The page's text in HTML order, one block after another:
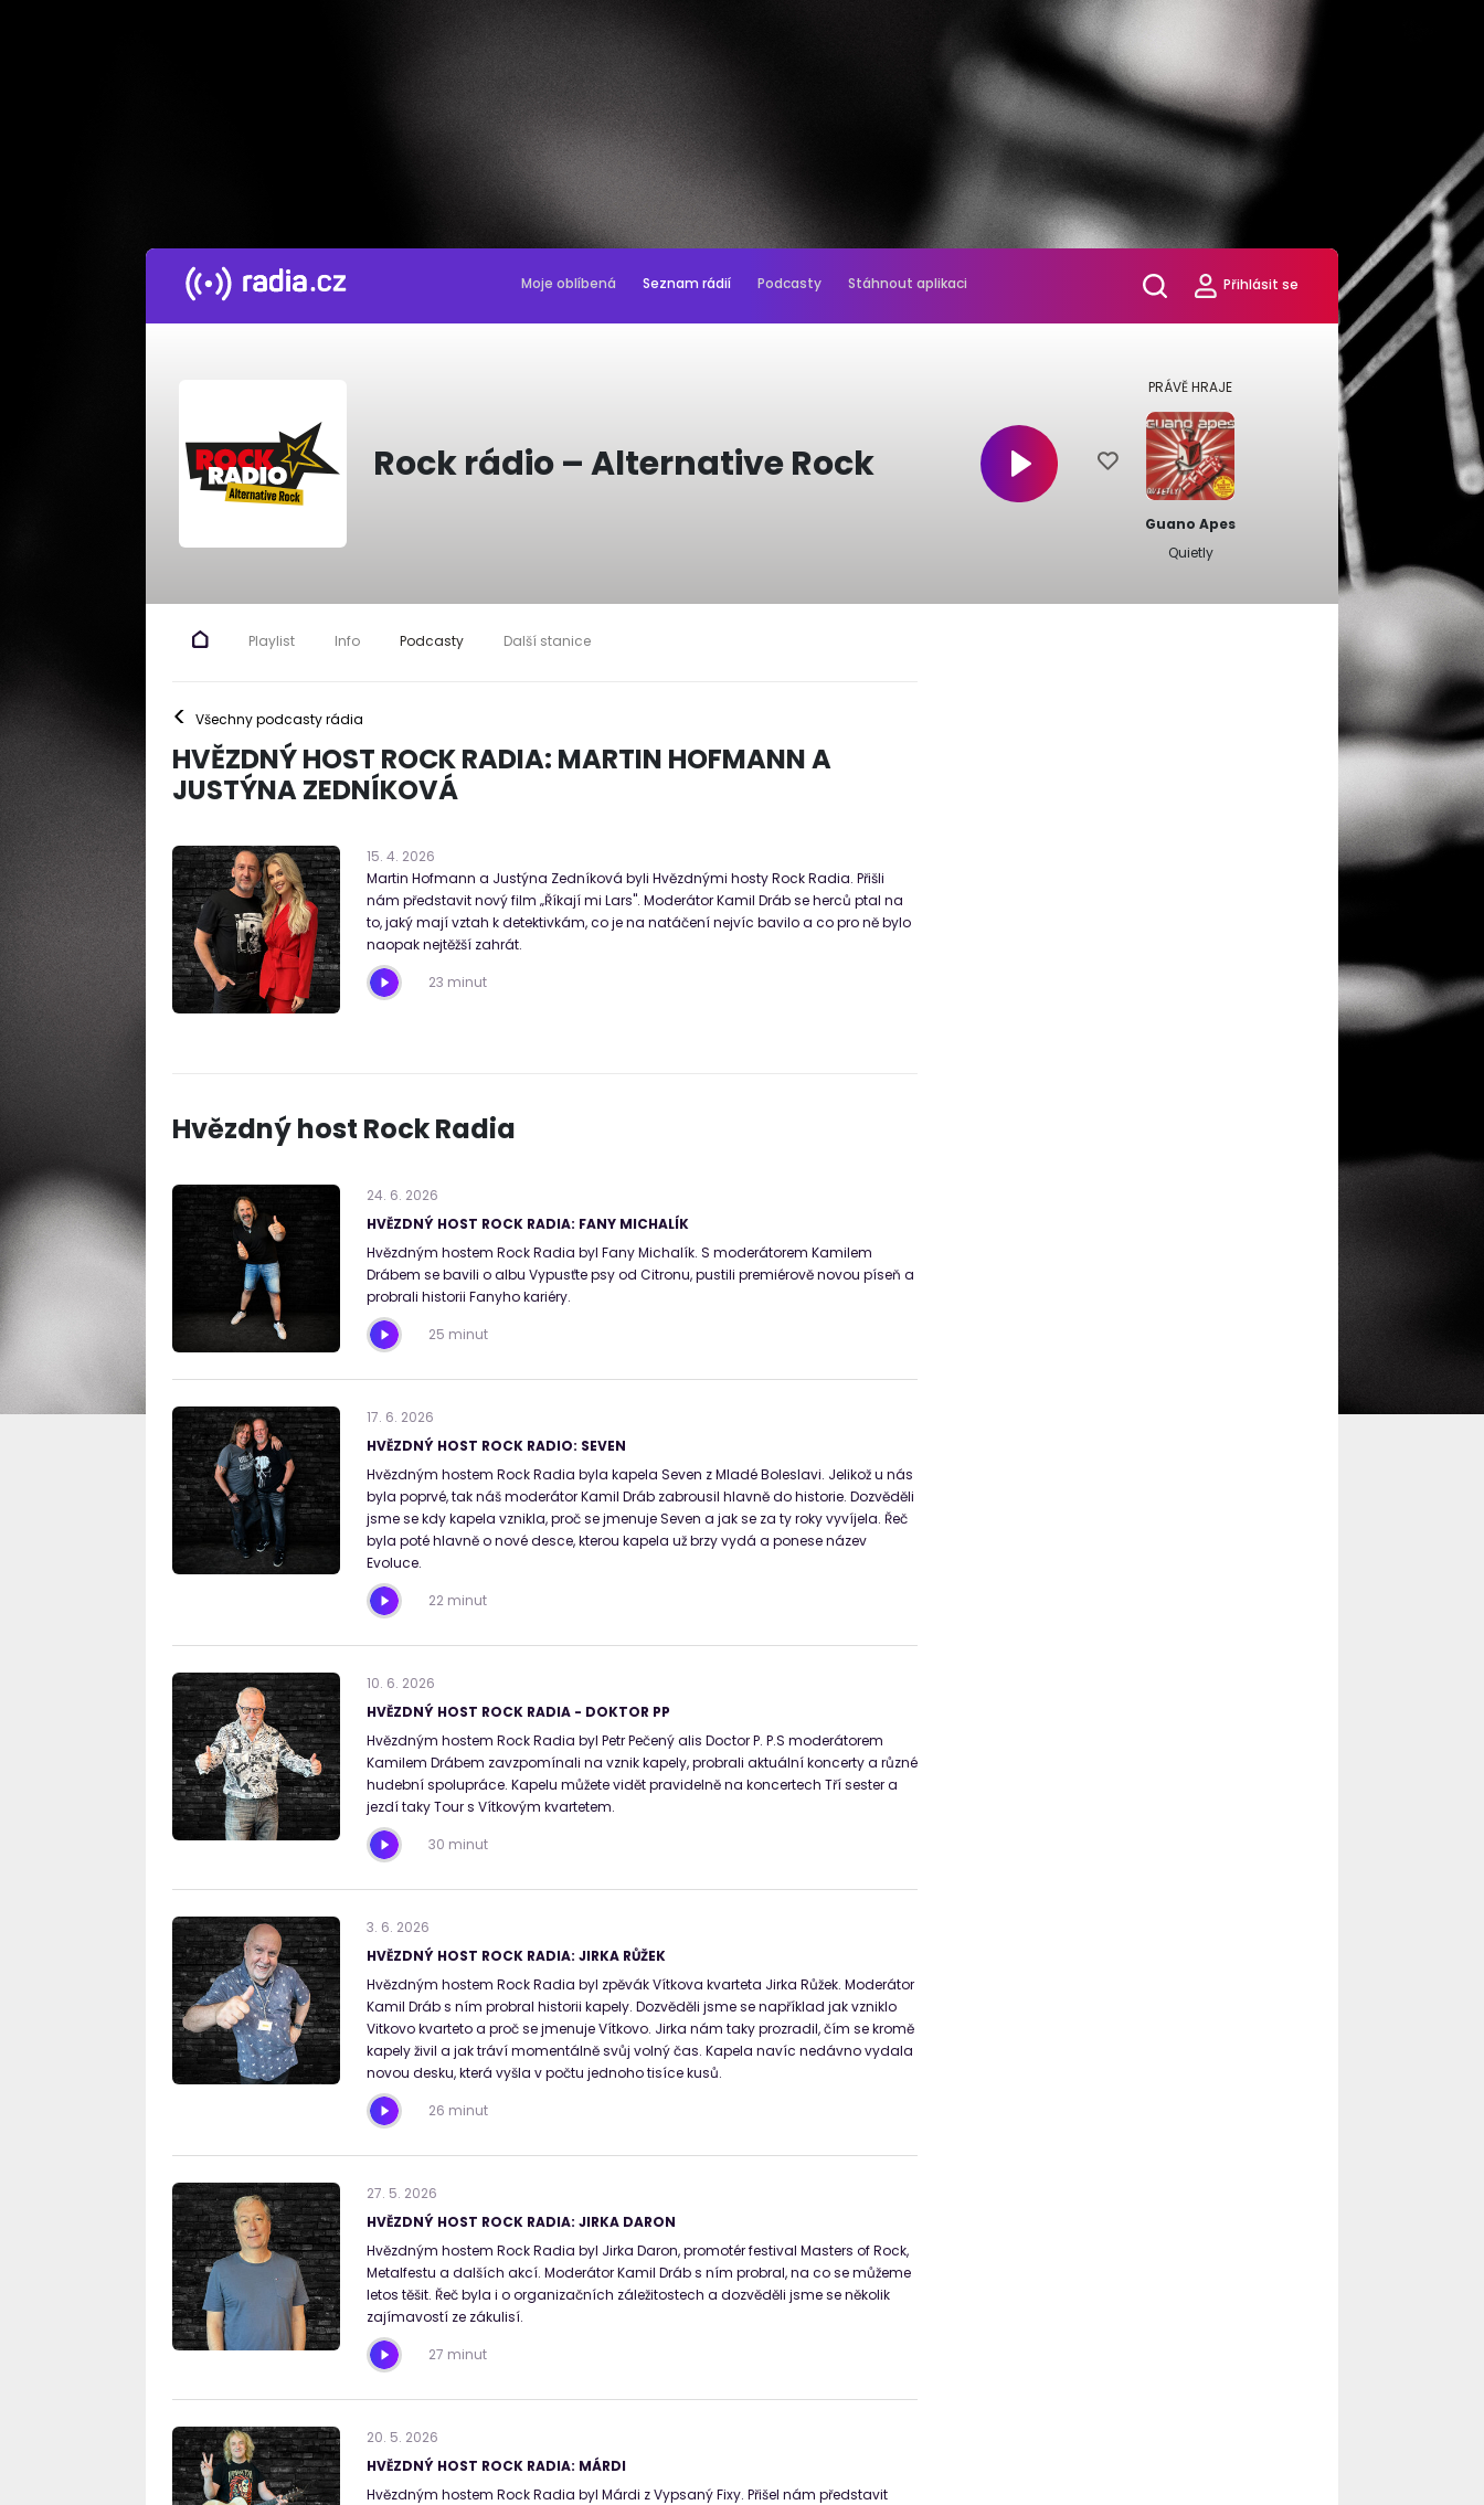
Moje oblíbená Seznam rádií Podcasty Stáhnout aplikaci Přihlásit se
Rock rádio – Alternative Rock
PRÁVĚ HRAJE
Guano Apes
Quietly
Playlist Info Podcasty Další stanice
< Všechny podcasty rádia
HVĚZDNÝ HOST ROCK RADIA: MARTIN HOFMANN A
JUSTÝNA ZEDNÍKOVÁ
15. 4. 2026
Martin Hofmann a Justýna Zedníková byli Hvězdnými hosty Rock Radia. Přišli
nám představit nový film „Říkají mi Lars". Moderátor Kamil Dráb se herců ptal na
to, jaký mají vztah k detektivkám, co je na natáčení nejvíc bavilo a co pro ně bylo
naopak nejtěžší zahrát.
23 minut
Hvězdný host Rock Radia
24. 6. 2026
HVĚZDNÝ HOST ROCK RADIA: FANY MICHALÍK
Hvězdným hostem Rock Radia byl Fany Michalík. S moderátorem Kamilem
Drábem se bavili o albu Vypusťte psy od Citronu, pustili premiérově novou píseň a
probrali historii Fanyho kariéry.
25 minut
17. 6. 2026
HVĚZDNÝ HOST ROCK RADIO: SEVEN
Hvězdným hostem Rock Radia byla kapela Seven z Mladé Boleslavi. Jelikož u nás
byla poprvé, tak náš moderátor Kamil Dráb zabrousil hlavně do historie. Dozvěděli
jsme se kdy kapela vznikla, proč se jmenuje Seven a jak se za ty roky vyvíjela. Řeč
byla poté hlavně o nové desce, kterou kapela už brzy vydá a ponese název
Evoluce.
22 minut
10. 6. 2026
HVĚZDNÝ HOST ROCK RADIA - DOKTOR PP
Hvězdným hostem Rock Radia byl Petr Pečený alis Doctor P. P.S moderátorem
Kamilem Drábem zavzpomínali na vznik kapely, probrali aktuální koncerty a různé
hudební spolupráce. Kapelu můžete vidět pravidelně na koncertech Tří sester a
jezdí taky Tour s Vítkovým kvartetem.
30 minut
3. 6. 2026
HVĚZDNÝ HOST ROCK RADIA: JIRKA RŮŽEK
Hvězdným hostem Rock Radia byl zpěvák Vítkova kvarteta Jirka Růžek. Moderátor
Kamil Dráb s ním probral historii kapely. Dozvěděli jsme se například jak vzniklo
Vitkovo kvarteto a proč se jmenuje Vítkovo. Jirka nám taky prozradil, čím se kromě
kapely živil a jak tráví momentálně svůj volný čas. Kapela navíc nedávno vydala
novou desku, která vyšla v počtu jednoho tisíce kusů.
26 minut
27. 5. 2026
HVĚZDNÝ HOST ROCK RADIA: JIRKA DARON
Hvězdným hostem Rock Radia byl Jirka Daron, promotér festival Masters of Rock,
Metalfestu a dalších akcí. Moderátor Kamil Dráb s ním probral, na co se můžeme
letos těšit. Řeč byla i o organizačních záležitostech a dozvěděli jsme se několik
zajímavostí ze zákulisí.
27 minut
20. 5. 2026
HVĚZDNÝ HOST ROCK RADIA: MÁRDI
Hvězdným hostem Rock Radia byl Márdi z Vypsaný Fixy. Přišel nám představit